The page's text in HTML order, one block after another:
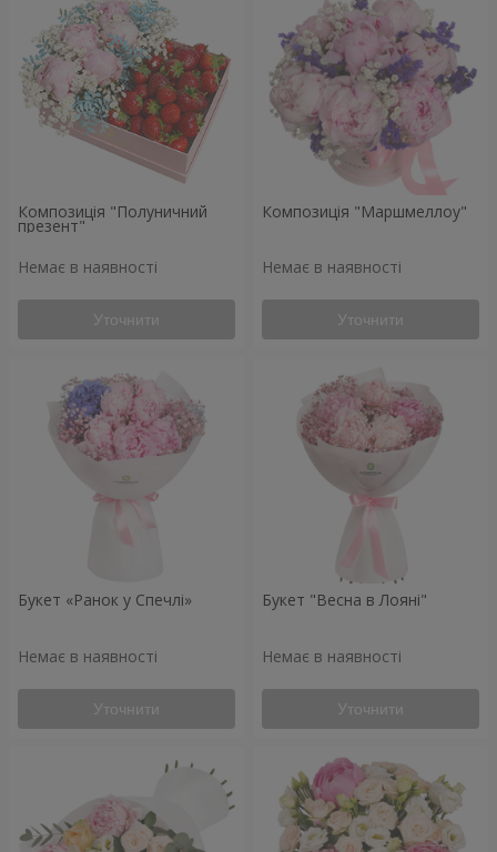
Композиція "Полуничний
презент"
Немає в наявності
Уточнити
Композиція "Маршмеллоу"
Немає в наявності
Уточнити
Букет «Ранок у Спечлі»
Немає в наявності
Уточнити
Букет "Весна в Лояні"
Немає в наявності
Уточнити